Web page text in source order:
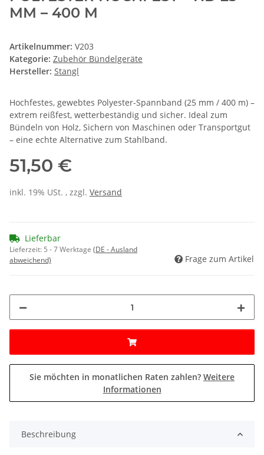
MM – 400 M
Artikelnummer: V203
Kategorie: Zubehör Bündelgeräte
Hersteller: Stangl
Hochfestes, gewebtes Polyester-Spannband (25 mm / 400 m) –
extrem reißfest, wetterbeständig und sicher. Ideal zum
Bündeln von Holz, Sichern von Maschinen oder Transportgut
– eine echte Alternative zum Stahlband.
51,50 €
inkl. 19% USt. , zzgl. Versand
Lieferbar
Lieferzeit: 5 - 7 Werktage (DE - Ausland
abweichend)
Frage zum Artikel
Sie möchten in monatlichen Raten zahlen? Weitere
Informationen
Beschreibung